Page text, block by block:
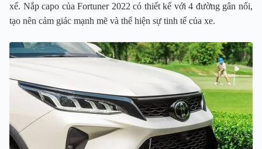
xế. Nắp capo của Fortuner 2022 có thiết kế với 4 đường gân nổi,
tạo nên cảm giác mạnh mẽ và thể hiện sự tinh tế của xe.